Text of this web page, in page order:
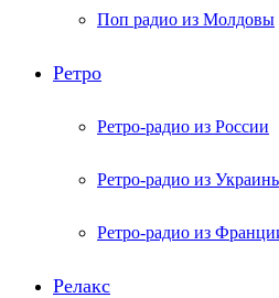
Поп радио из Молдовы
Ретро
Ретро-радио из России
Ретро-радио из
Ретро-радио из
Релакс